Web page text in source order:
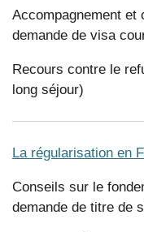
Accompagnement et
demande de visa
Recours contre le
long séjour)
La régularisation en
Conseils sur le
demande de titre de